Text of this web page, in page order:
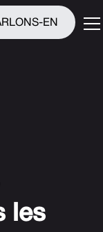
EN
les